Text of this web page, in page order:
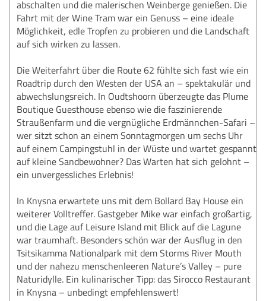
abschalten und die malerischen Weinberge genießen. Die
Fahrt mit der Wine Tram war ein Genuss – eine ideale
Möglichkeit, edle Tropfen zu probieren und die Landschaft
auf sich wirken zu lassen.
Die Weiterfahrt über die Route 62 fühlte sich fast wie ein
Roadtrip durch den Westen der USA an – spektakulär und
abwechslungsreich. In Oudtshoorn überzeugte das Plume
Boutique Guesthouse ebenso wie die faszinierende
Straußenfarm und die vergnügliche Erdmännchen-Safari –
wer sitzt schon an einem Sonntagmorgen um sechs Uhr
auf einem Campingstuhl in der Wüste und wartet gespannt
auf kleine Sandbewohner? Das Warten hat sich gelohnt –
ein unvergessliches Erlebnis!
In Knysna erwartete uns mit dem Bollard Bay House ein
weiterer Volltreffer. Gastgeber Mike war einfach großartig,
und die Lage auf Leisure Island mit Blick auf die Lagune
war traumhaft. Besonders schön war der Ausflug in den
Tsitsikamma Nationalpark mit dem Storms River Mouth
und der nahezu menschenleeren Nature’s Valley – pure
Naturidylle. Ein kulinarischer Tipp: das Sirocco Restaurant
in Knysna – unbedingt empfehlenswert!